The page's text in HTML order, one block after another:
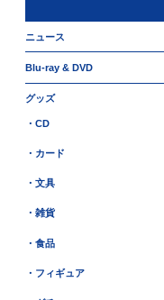
ニュース
Blu-ray & DVD
グッズ
・CD
・カード
・文具
・雑貨
・食品
・フィギュア